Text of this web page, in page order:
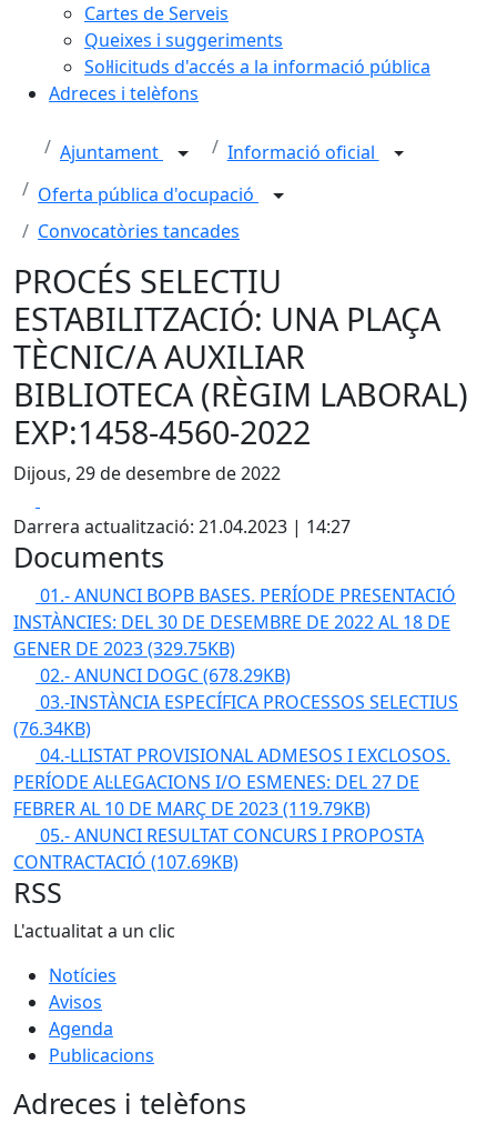
Cartes de Serveis
Queixes i suggeriments
Sol·licituds d'accés a la informació pública
Adreces i telèfons
Ajuntament
Informació oficial
Oferta pública d'ocupació
Convocatòries tancades
PROCÉS SELECTIU
ESTABILITZACIÓ: UNA PLAÇA
TÈCNIC/A AUXILIAR
BIBLIOTECA (RÈGIM LABORAL)
EXP:1458-4560-2022
Dijous, 29 de desembre de 2022
Darrera actualització: 21.04.2023 | 14:27
Documents
01.- ANUNCI BOPB BASES. PERÍODE PRESENTACIÓ
INSTÀNCIES: DEL 30 DE DESEMBRE DE 2022 AL 18 DE
GENER DE 2023(329.75KB)
02.- ANUNCI DOGC(678.29KB)
03.-INSTÀNCIA ESPECÍFICA PROCESSOS SELECTIUS
(76.34KB)
04.-LLISTAT PROVISIONAL ADMESOS I EXCLOSOS.
PERÍODE AL·LEGACIONS I/O ESMENES: DEL 27 DE
FEBRER AL 10 DE MARÇ DE 2023(119.79KB)
05.- ANUNCI RESULTAT CONCURS I PROPOSTA
CONTRACTACIÓ (107.69KB)
RSS
L'actualitat a un clic
Notícies
Avisos
Agenda
Publicacions
Adreces i telèfons